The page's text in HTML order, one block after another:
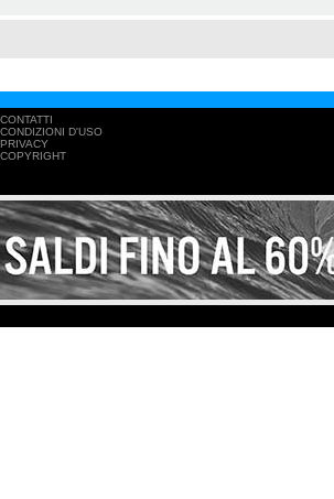
CONTATTI
CONDIZIONI D'USO
PRIVACY
COPYRIGHT